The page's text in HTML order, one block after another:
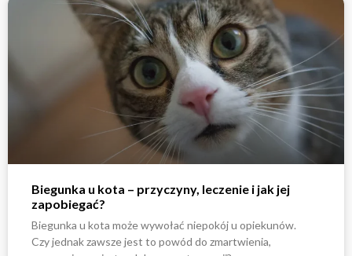
Biegunka u kota – przyczyny, leczenie i jak jej
zapobiegać?
Biegunka u kota może wywołać niepokój u opiekunów.
Czy jednak zawsze jest to powód do zmartwienia,